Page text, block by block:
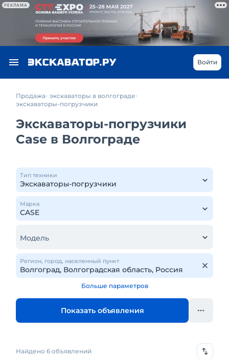
РЕКЛАМА
Войти
Продажа экскаваторы в волгограде
экскаваторы-погрузчики
Экскаваторы-погрузчики
Case в Волгограде
Тип техники
Марка
Модель
Регион, город, населенный пункт
Больше параметров
Показать объявления
Найдено 6 объявлений